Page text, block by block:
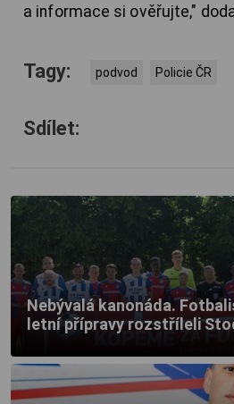
a informace si ověřujte,"
Tagy: podvod Policie ČR
Sdílet:
Nebývalá kanonáda.
letní přípravy rozstříleli